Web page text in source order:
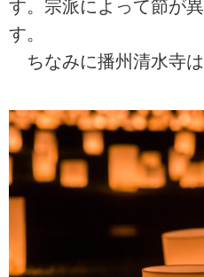
す。宗派によって節が
す。
ちなみに播州清水寺は